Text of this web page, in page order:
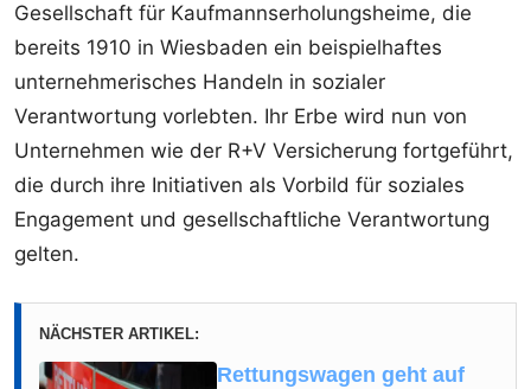
Gesellschaft für Kaufmannserholungsheime, die
bereits 1910 in Wiesbaden ein beispielhaftes
unternehmerisches Handeln in sozialer
Verantwortung vorlebten. Ihr Erbe wird nun von
Unternehmen wie der R+V Versicherung fortgeführt,
die durch ihre Initiativen als Vorbild für soziales
Engagement und gesellschaftliche Verantwortung
gelten.
NÄCHSTER ARTIKEL:
Rettungswagen geht auf